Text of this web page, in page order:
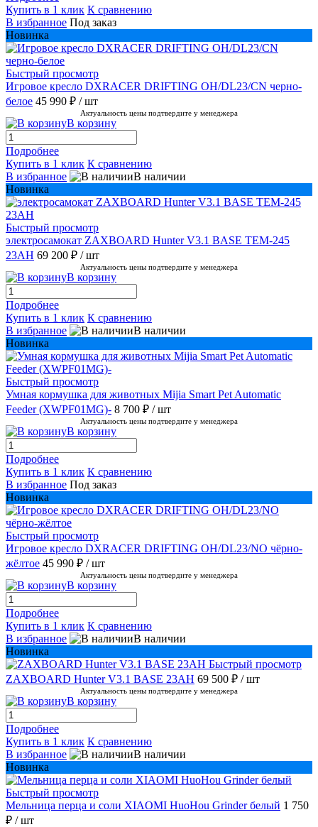
Купить в 1 клик К сравнению
В избранное Под заказ
Новинка
Быстрый просмотр
Игровое кресло DXRACER DRIFTING OH/DL23/CN черно-
белое 45 990 ₽ / шт
Актуальность цены подтвердите у менеджера
В корзину
Подробнее
Купить в 1 клик К сравнению
В избранное
В наличии
Новинка
Быстрый просмотр
электросамокат ZAXBOARD Hunter V3.1 BASE TEM-245
23AH 69 200 ₽ / шт
Актуальность цены подтвердите у менеджера
В корзину
Подробнее
Купить в 1 клик К сравнению
В избранное
В наличии
Новинка
Быстрый просмотр
Умная кормушка для животных Mijia Smart Pet Automatic
Feeder (XWPF01MG)- 8 700 ₽ / шт
Актуальность цены подтвердите у менеджера
В корзину
Подробнее
Купить в 1 клик К сравнению
В избранное Под заказ
Новинка
Быстрый просмотр
Игровое кресло DXRACER DRIFTING OH/DL23/NO чёрно-
жёлтое 45 990 ₽ / шт
Актуальность цены подтвердите у менеджера
В корзину
Подробнее
Купить в 1 клик К сравнению
В избранное
В наличии
Новинка
Быстрый просмотр
ZAXBOARD Hunter V3.1 BASE 23AH 69 500 ₽ / шт
Актуальность цены подтвердите у менеджера
В корзину
Подробнее
Купить в 1 клик К сравнению
В избранное
В наличии
Новинка
Быстрый просмотр
Мельница перца и соли XIAOMI HuoHou Grinder белый 1 750
₽ / шт